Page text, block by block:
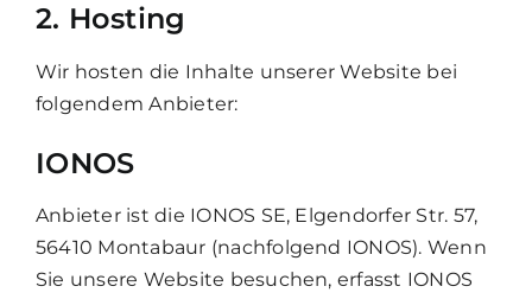
2. Hosting
Wir hosten die Inhalte unserer Website bei
folgendem Anbieter:
IONOS
Anbieter ist die IONOS SE, Elgendorfer Str. 57,
56410 Montabaur (nachfolgend IONOS). Wenn
Sie unsere Website besuchen, erfasst IONOS